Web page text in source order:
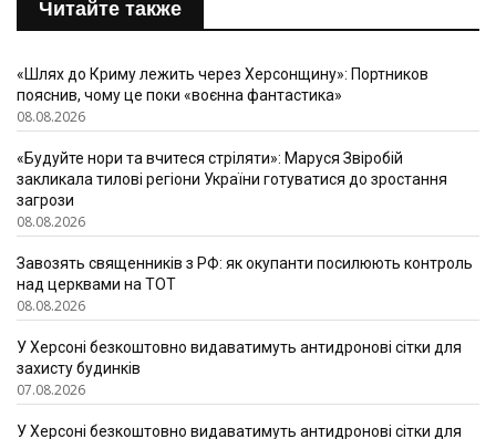
Читайте также
«Шлях до Криму лежить через Херсонщину»: Портников
пояснив, чому це поки «воєнна фантастика»
08.08.2026
«Будуйте нори та вчитеся стріляти»: Маруся Звіробій
закликала тилові регіони України готуватися до зростання
загрози
08.08.2026
Завозять священників з РФ: як окупанти посилюють контроль
над церквами на ТОТ
08.08.2026
У Херсоні безкоштовно видаватимуть антидронові сітки для
захисту будинків
07.08.2026
У Херсоні безкоштовно видаватимуть антидронові сітки для